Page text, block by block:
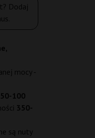
Dodaj
mocy -
50-100
350-
są nuty